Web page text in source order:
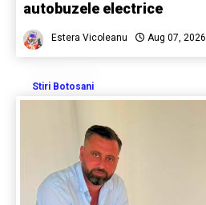
autobuzele electrice
Estera Vicoleanu Aug 07, 2026
Stiri Botosani